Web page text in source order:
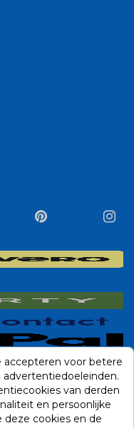
accepteren voor betere
van derden
en persoonlijke
cookies en de